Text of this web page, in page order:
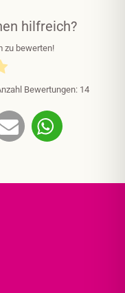
hilfreich?
zu bewerten!
Bewertungen: 14